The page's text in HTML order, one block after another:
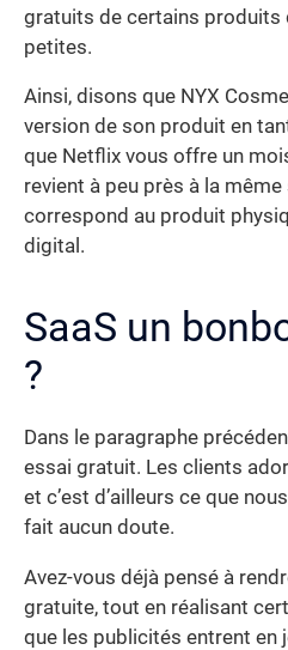
gratuits de certains produits
petites.
Ainsi, disons que NYX
version de son produit en
que Netflix vous offre un
revient à peu près à la même
correspond au produit
digital.
SaaS un
?
Dans le paragraphe
essai gratuit. Les clients
et c’est d’ailleurs ce que
fait aucun doute.
Avez-vous déjà pensé à
gratuite, tout en réalisant
que les publicités entrent en